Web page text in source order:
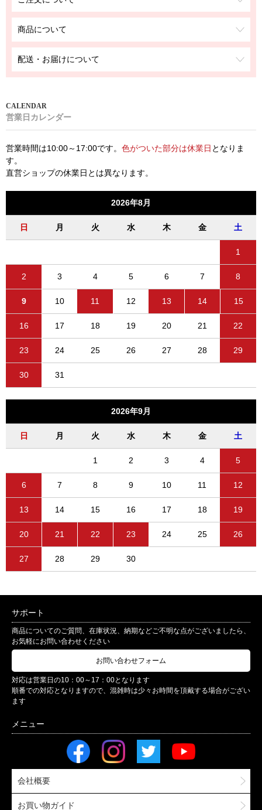
商品について
配送・お届けについて
営業日カレンダー
営業時間は10:00～17:00です。 色がついた部分は休業日 となりま
す。
直営ショップの休業日とは異なります。
2026年8月
日 月 火 水 木 金 土
1
2 3 4 5 6 7 8
9 10 11 12 13 14 15
16 17 18 19 20 21 22
23 24 25 26 27 28 29
30 31
2026年9月
日 月 火 水 木 金 土
1 2 3 4 5
6 7 8 9 10 11 12
13 14 15 16 17 18 19
20 21 22 23 24 25 26
27 28 29 30
サポート
商品についてのご質問、在庫状況、納期などご不明な点がございましたら、
お気軽にお問い合わせください
お問い合わせフォーム
対応は営業日の10：00～17：00となります
順番での対応となりますので、混雑時は少々お時間を頂戴する場合がござい
ます
会社概要
お買い物ガイド